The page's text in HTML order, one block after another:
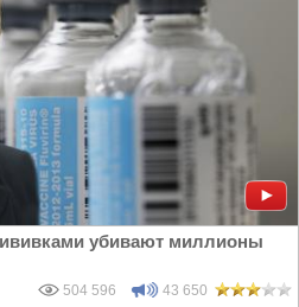
убивают миллионы
504 596 43 650